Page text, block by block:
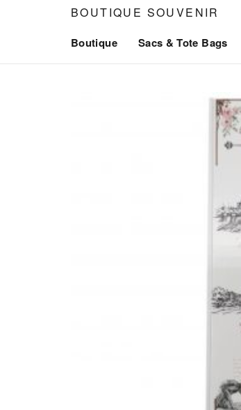
BOUTIQUE SOUVENIR
Boutique Sacs & Tote Bags